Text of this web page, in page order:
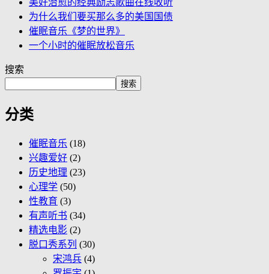
为什么我们要买那么多的美国国债
催眠音乐《梦的世界》
一个小时的催眠放松音乐
搜索
搜索
分类
催眠音乐 (18)
兴趣爱好 (2)
历史地理 (23)
心理学 (50)
性教育 (3)
有声听书 (34)
精选电影 (2)
脱口秀系列 (30)
宋鸿兵 (4)